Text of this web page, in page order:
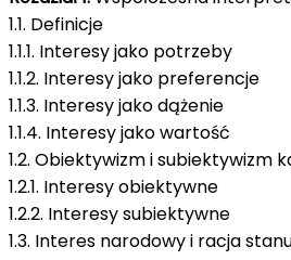
1.1. Definicje
1.1.1. Interesy jako potrzeby
1.1.2. Interesy jako preferencje
1.1.3. Interesy jako dążenie
1.1.4. Interesy jako wartość
1.2. Obiektywizm i subiektywizm
1.2.1. Interesy obiektywne
1.2.2. Interesy subiektywne
1.3. Interes narodowy i racja